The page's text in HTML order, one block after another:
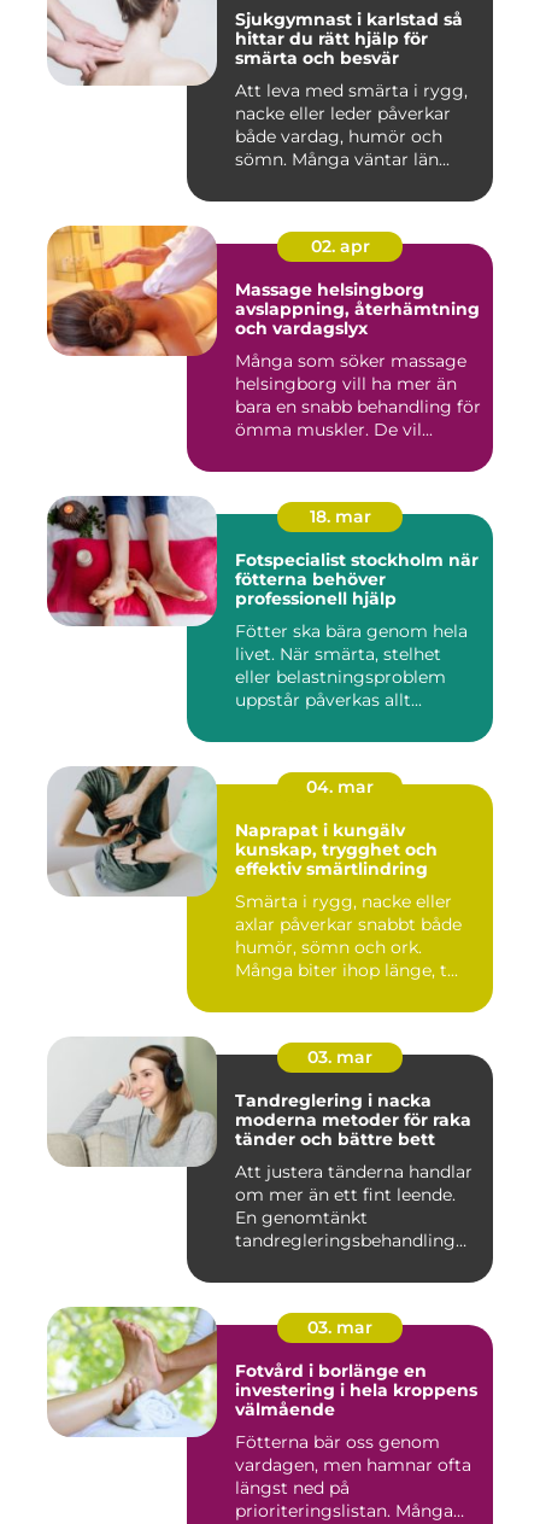
Sjukgymnast i karlstad så
hittar du rätt hjälp för
smärta och besvär
Att leva med smärta i rygg,
nacke eller leder påverkar
både vardag, humör och
sömn. Många väntar län...
02. apr
Massage helsingborg
avslappning, återhämtning
och vardagslyx
Många som söker massage
helsingborg vill ha mer än
bara en snabb behandling för
ömma muskler. De vil...
18. mar
Fotspecialist stockholm när
fötterna behöver
professionell hjälp
Fötter ska bära genom hela
livet. När smärta, stelhet
eller belastningsproblem
uppstår påverkas allt...
04. mar
Naprapat i kungälv
kunskap, trygghet och
effektiv smärtlindring
Smärta i rygg, nacke eller
axlar påverkar snabbt både
humör, sömn och ork.
Många biter ihop länge, t...
03. mar
Tandreglering i nacka
moderna metoder för raka
tänder och bättre bett
Att justera tänderna handlar
om mer än ett fint leende.
En genomtänkt
tandregleringsbehandling
03. mar
Fotvård i borlänge en
investering i hela kroppens
välmående
Fötterna bär oss genom
vardagen, men hamnar ofta
längst ned på
prioriteringslistan. Många